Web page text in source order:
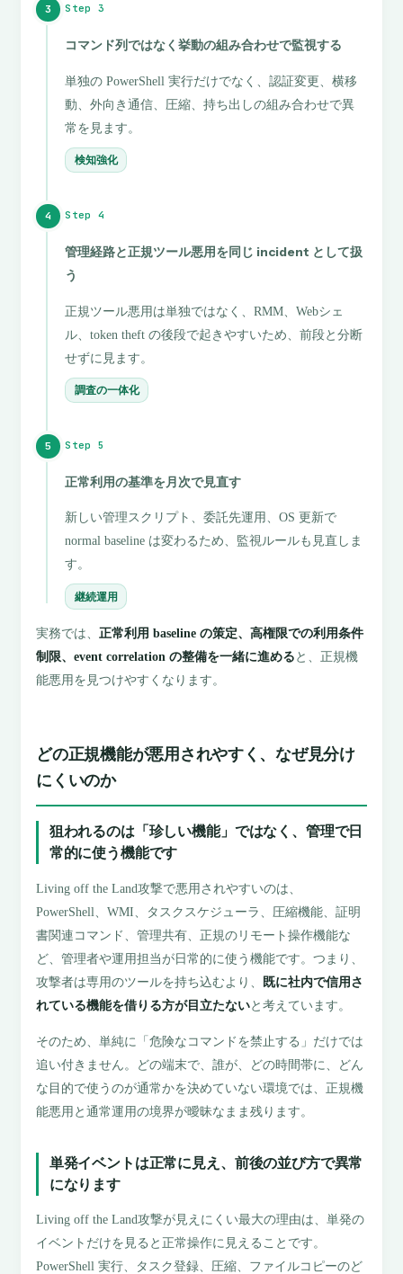
3 Step 3
コマンド列ではなく挙動の組み合わせで監視する
単独の PowerShell 実行だけでなく、認証変更、横移
動、外向き通信、圧縮、持ち出しの組み合わせで異
常を見ます。
検知強化
4 Step 4
管理経路と正規ツール悪用を同じ incident として扱
う
正規ツール悪用は単独ではなく、RMM、Webシェ
ル、token theft の後段で起きやすいため、前段と分断
せずに見ます。
調査の一体化
5 Step 5
正常利用の基準を月次で見直す
新しい管理スクリプト、委託先運用、OS 更新で
normal baseline は変わるため、監視ルールも見直しま
す。
継続運用
実務では、正常利用 baseline の策定、高権限での利用条件
制限、event correlation の整備を一緒に進める と、正規機
能悪用を見つけやすくなります。
どの正規機能が悪用されやすく、なぜ見分け
にくいのか
狙われるのは「珍しい機能」ではなく、管理で日
常的に使う機能です
Living off the Land攻撃で悪用されやすいのは、
PowerShell、WMI、タスクスケジューラ、圧縮機能、証明
書関連コマンド、管理共有、正規のリモート操作機能な
ど、管理者や運用担当が日常的に使う機能です。つまり、
攻撃者は専用のツールを持ち込むより、
既に社内で信用さ
れている機能を借りる方が目立たないと考えています。
そのため、単純に「危険なコマンドを禁止する」だけでは
追い付きません。どの端末で、誰が、どの時間帯に、どん
な目的で使うのが通常かを決めていない環境では、正規機
能悪用と通常運用の境界が曖昧なまま残ります。
単発イベントは正常に見え、前後の並び方で異常
になります
Living off the Land攻撃が見えにくい最大の理由は、単発の
イベントだけを見ると正常操作に見えることです。
PowerShell 実行、タスク登録、圧縮、ファイルコピーのど